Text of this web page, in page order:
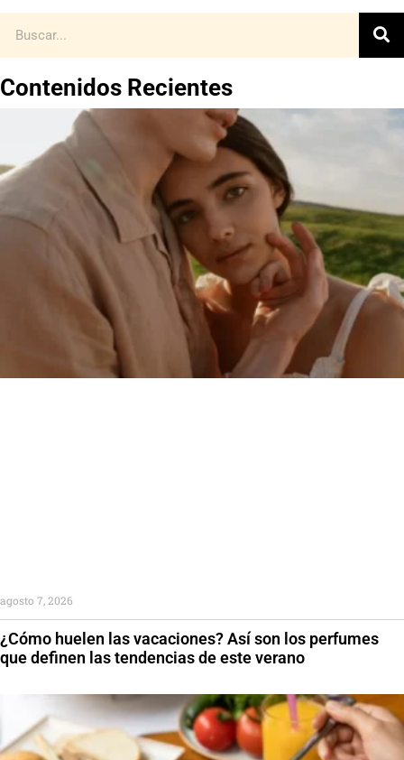
Contenidos Recientes
¿Cómo huelen las vacaciones? Así son los perfumes
que definen las tendencias de este verano
agosto 7, 2026